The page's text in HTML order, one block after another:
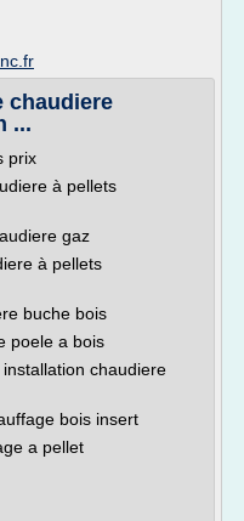
chaudiere
...
prix
à pellets
gaz
à pellets
buche bois
poele a bois
chaudiere
bois insert
a pellet